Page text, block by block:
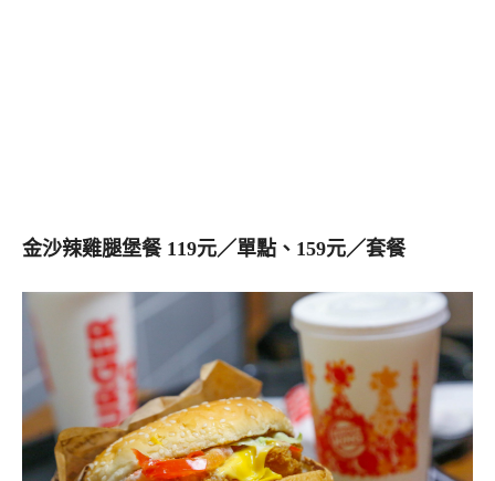
金沙辣雞腿堡餐 119元／單點、159元／套餐